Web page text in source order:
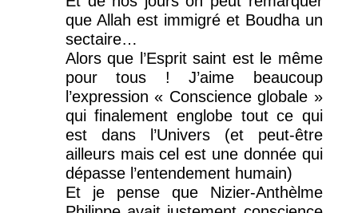
que Allah est immigré et Boudha un
sectaire…
Alors que l’Esprit saint est le même
pour tous ! J’aime beaucoup
l’expression « Conscience globale »
qui finalement englobe tout ce qui
est dans l’Univers (et peut-être
ailleurs mais cel est une donnée qui
dépasse l’entendement humain)
Et je pense que Nizier-Anthèlme